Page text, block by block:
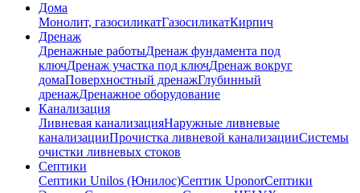
Дома
Монолит, газосиликатГазосиликатКирпич
Дренаж
Дренажные работыДренаж фундамента под
ключДренаж участка под ключДренаж вокруг
домаПоверхностный дренажГлубинный
дренажДренажное оборудование
Канализация
Ливневая канализацияНаружные ливневые
канализацииПрочистка ливневой канализацииСистемы
очистки ливневых стоков
Септики
Септики Unilos (Юнилос)Септик UponorСептики